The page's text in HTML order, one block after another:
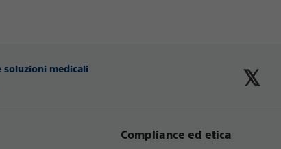
soluzioni medicali
Compliance ed etica